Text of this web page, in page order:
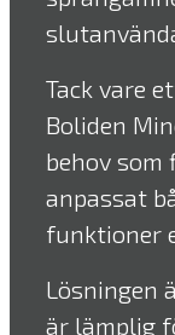
Tack vare
Boliden
behov som
anpassat
funktioner
Lösningen
är lämplig